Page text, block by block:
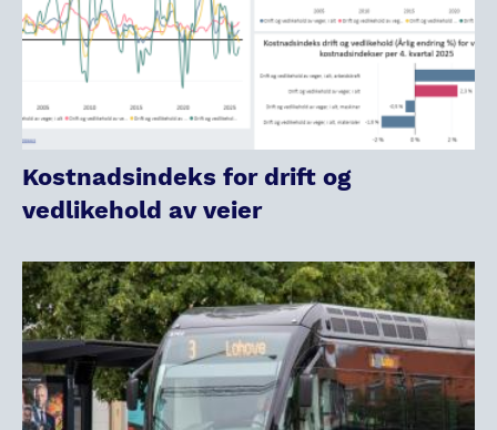
Kostnadsindeks for drift og
vedlikehold av veier